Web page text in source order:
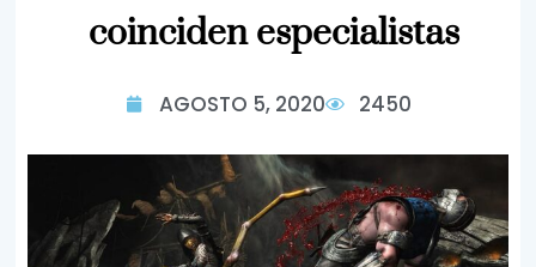
coinciden especialistas
AGOSTO 5, 2020 2450